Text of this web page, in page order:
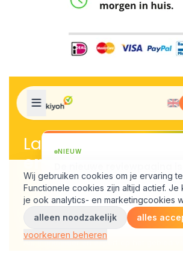
telefoon gebruik maken. De externe
kan je wel meteen van het extra accuniveau
Dus of je nu thuis of op je werk bent, je kan
HTC batterij.
Externe batterijen van hoge kwaliteit bij de
je bij de Powerbankgigant aan het juiste
namelijk voorzien van externe batterijen
externe batterij voor je HTC, kan je bij
smartphones voor je smartphone, laptop
externe batterijen voor vele andere
assortiment. Benieuwd welke? Klik dan nu